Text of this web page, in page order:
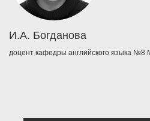
И.А. Богданова
доцент кафедры английского языка